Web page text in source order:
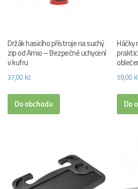
Držák hasicího přístroje na suchý
zip od Amio – Bezpečné uchycení
v kufru
37,00 Kč
Do obchodu
Háčky
59,00
Do